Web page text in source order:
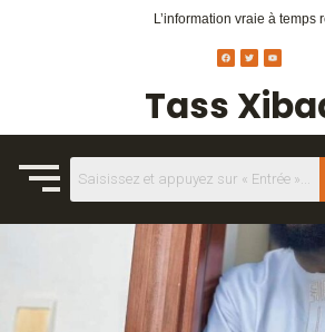
Tass
L’information vraie à temps